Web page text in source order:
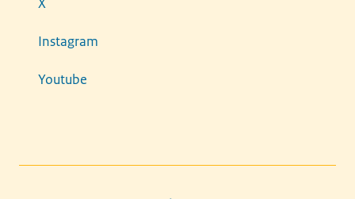
Instagram
Youtube